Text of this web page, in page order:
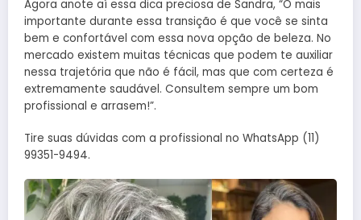
Agora anote aí essa dica preciosa de Sandra, “O mais
importante durante essa transição é que você se sinta
bem e confortável com essa nova opção de beleza. No
mercado existem muitas técnicas que podem te auxiliar
nessa trajetória que não é fácil, mas que com certeza é
extremamente saudável. Consultem sempre um bom
profissional e arrasem!”.
Tire suas dúvidas com a profissional no WhatsApp (11)
99351-9494.